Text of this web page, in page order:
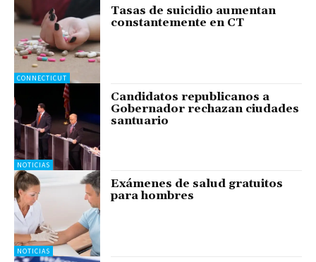
CONNECTICUT
Tasas de suicidio aumentan
constantemente en CT
NOTICIAS
Candidatos republicanos a
Gobernador rechazan ciudades
santuario
NOTICIAS
Exámenes de salud gratuitos
para hombres